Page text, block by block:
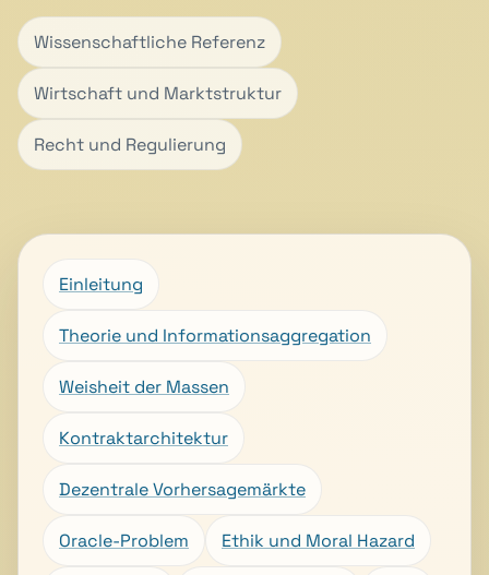
Wissenschaftliche Referenz
Wirtschaft und Marktstruktur
Recht und Regulierung
Einleitung
Theorie und Informationsaggregation
Weisheit der Massen
Kontraktarchitektur
Dezentrale Vorhersagemärkte
Oracle-Problem Ethik und Moral Hazard